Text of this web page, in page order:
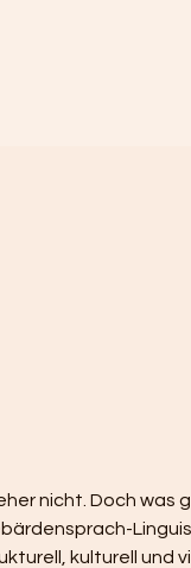
nicht. Doch was
kulturell und